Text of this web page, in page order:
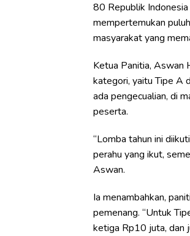
80 Republik
mempertemukan
masyarakat yang
Ketua Panitia, Aswan
kategori, yaitu Tipe A
ada pengecualian, di
peserta.
“Lomba tahun ini
perahu yang ikut,
Aswan.
Ia menambahkan,
pemenang. “Untuk
ketiga Rp10 juta, dan